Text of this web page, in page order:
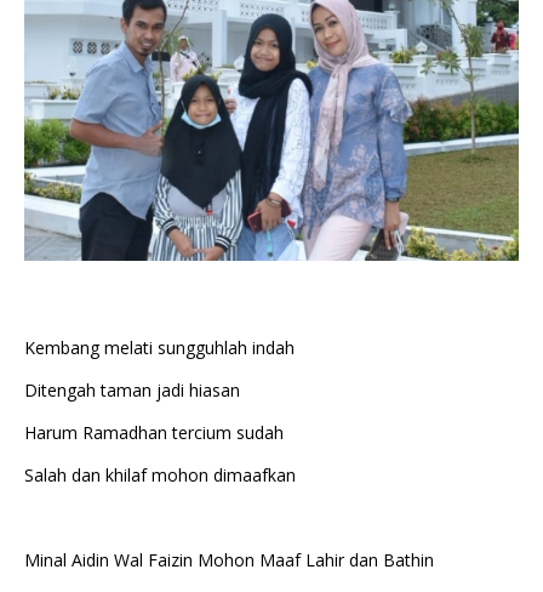
Kembang melati sungguhlah indah
Ditengah taman jadi hiasan
Harum Ramadhan tercium sudah
Salah dan khilaf mohon dimaafkan
Minal Aidin Wal Faizin Mohon Maaf Lahir dan Bathin